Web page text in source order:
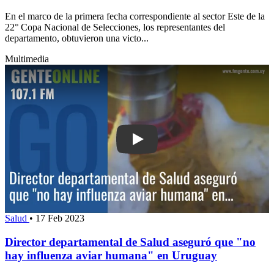
En el marco de la primera fecha correspondiente al sector Este de la
22° Copa Nacional de Selecciones, los representantes del
departamento, obtuvieron una victo...
Multimedia
Play: Director departamental de
Salud • 17 Feb 2023
Director departamental de Salud aseguró que "no
hay influenza aviar humana" en Uruguay